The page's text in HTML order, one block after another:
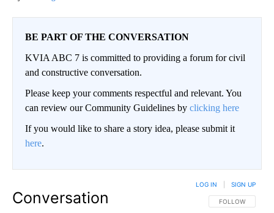
BE PART OF THE CONVERSATION
KVIA ABC 7 is committed to providing a forum for civil
and constructive conversation.
Please keep your comments respectful and relevant. You
can review our Community Guidelines by clicking here
If you would like to share a story idea, please submit it
here.
Conversation FOLLOW THIS
FOLLOW
LOG IN SIGN UP